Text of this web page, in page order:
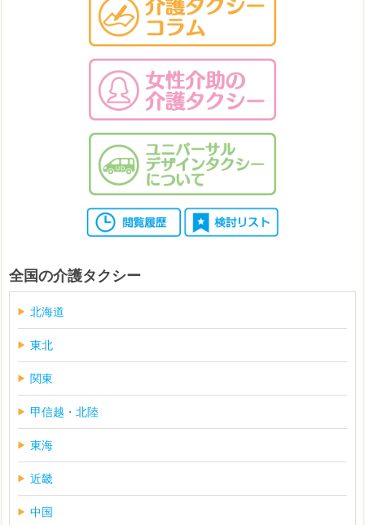
全国の介護タクシー
北海道
東北
関東
甲信越・北陸
東海
近畿
中国